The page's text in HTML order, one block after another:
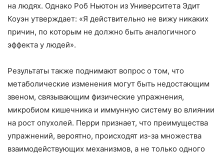
на людях. Однако Роб Ньютон из Университета Эдит
Коуэн утверждает: «Я действительно не вижу никаких
причин, по которым не должно быть аналогичного
эффекта у людей».
Результаты также поднимают вопрос о том, что
метаболические изменения могут быть недостающим
звеном, связывающим физические упражнения,
микробиом кишечника и иммунную систему во влиянии
на рост опухолей. Перри признает, что преимущества
упражнений, вероятно, происходят из-за множества
взаимодействующих механизмов, а не только одного